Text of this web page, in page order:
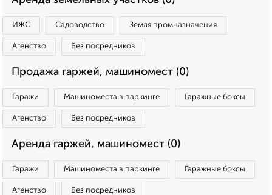
ИЖС Садоводство Земля промназначения
Агенство Без посредников
Продажа гаржей, машиномест (0)
Гаражи Машиноместа в паркинге Гаражные боксы
Агенство Без посредников
Аренда гаржей, машиномест (0)
Гаражи Машиноместа в паркинге Гаражные боксы
Агенство Без посредников